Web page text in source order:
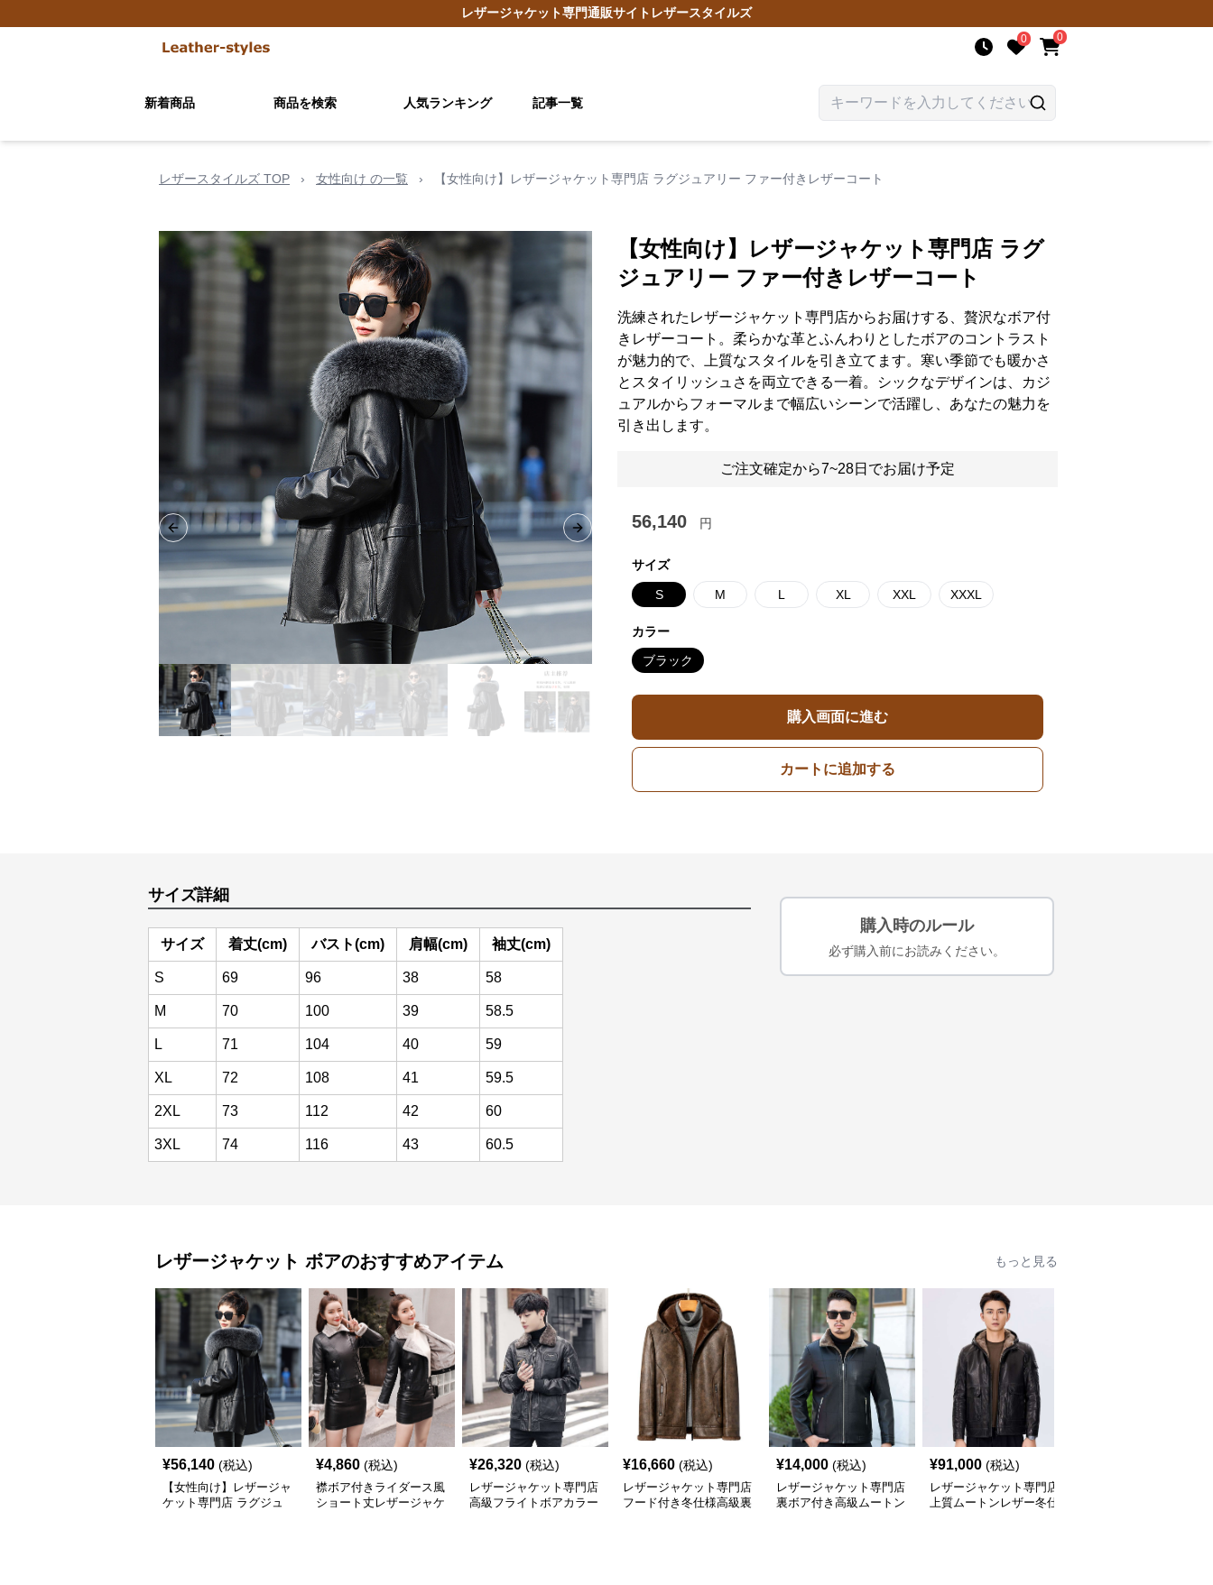
レザージャケット専門通販サイト レザースタイルズ
0 0
新着商品 商品を検索 人気ランキング 記事一覧
レザースタイルズ TOP › 女性向け の一覧 › 【女性向け】レザージャケット専門店 ラグジュアリー ファー付きレザーコート
Previous slide Next slide
【女性向け】レザージャケット専門店 ラグ
ジュアリー ファー付きレザーコート
洗練されたレザージャケット専門店からお届けする、贅沢なボア付
きレザーコート。柔らかな革とふんわりとしたボアのコントラスト
が魅力的で、上質なスタイルを引き立てます。寒い季節でも暖かさ
とスタイリッシュさを両立できる一着。シックなデザインは、カジ
ュアルからフォーマルまで幅広いシーンで活躍し、あなたの魅力を
引き出します。
ご注文確定から7~28日でお届け予定
56,140 円
サイズ
S M L XL XXL XXXL
カラー
ブラック
購入画面に進む
カートに追加する
サイズ詳細
サイズ 着丈(cm) バスト(cm) 肩幅(cm) 袖丈(cm)
S 69 96 38 58
M 70 100 39 58.5
L 71 104 40 59
XL 72 108 41 59.5
2XL 73 112 42 60
3XL 74 116 43 60.5
購入時のルール
必ず購入前にお読みください。
レザージャケット ボアのおすすめアイテム もっと見る
¥56,140 (税込)
【女性向け】レザージャ
ケット専門店 ラグジュ
¥4,860 (税込)
襟ボア付きライダース風
ショート丈レザージャケ
¥26,320 (税込)
レザージャケット専門店
高級フライトボアカラー
¥16,660 (税込)
レザージャケット専門店
フード付き冬仕様高級裏
¥14,000 (税込)
レザージャケット専門店
裏ボア付き高級ムートン
¥91,000 (税込)
レザージャケット専門店
上質ムートンレザー冬仕